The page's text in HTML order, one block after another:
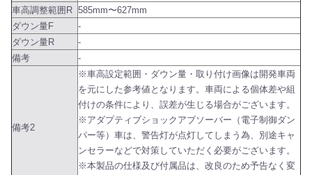
車高調整範囲R 585mm〜627mm
ダウン量F
-
ダウン量R
-
備考
-
備考2
※車高設定範囲・ダウン量・取り付け画像は開発車両
を元にした参考値となります。車両による個体差や組
付けの条件により、誤差が生じる場合がございます。
※アダプティブショックアブソーバー（電子制御ダン
パー等）車は、警告灯が点灯してしまう為、別途キャ
ンセラーなどで対策していただく必要がございます。
※本製品の仕様及び付属品は、改良のため予告なく変